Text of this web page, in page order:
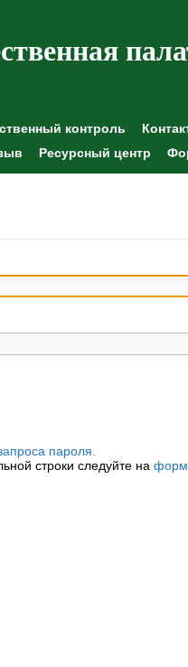
контроль
Ресурсный центр
пароля.
строки следуйте на